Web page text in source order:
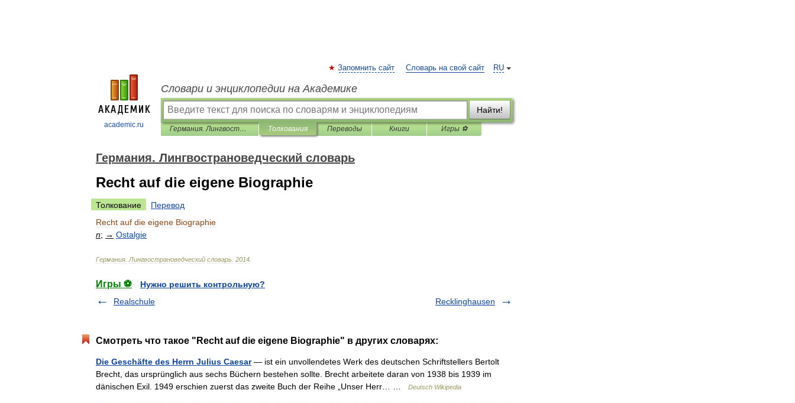
academic.ru
RU
Запомнить сайт Словарь на свой сайт
Словари и энциклопедии на Академике
Найти!
Германия. Лингвострановедческий словарь Толкования Переводы Книги Игры ⚽
Германия. Лингвострановедческий словарь
Recht auf die eigene Biographie
Толкование
Перевод
Recht auf die eigene Biographie
n; → Ostalgie
Германия Лингвострановедческий словарь 2014
Игры ⚽
Нужно решить контрольную?
Realschule
Recklinghausen
Смотреть что такое "Recht auf die eigene Biographie" в других словарях:
Die Geschäfte des Herrn Julius Caesar— ist ein unvollendetes Werk des deutschen Schriftstellers Bertolt
Brecht, das ursprünglich aus sechs Büchern bestehen sollte. Brecht arbeitete daran von 1938 bis 1939 im
dänischen Exil. 1949 erschien zuerst das zweite Buch der Reihe „Unser Herr… …
Deutsch Wikipedia